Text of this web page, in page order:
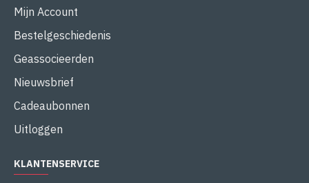
Mijn Account
Bestelgeschiedenis
Geassocieerden
Nieuwsbrief
Cadeaubonnen
Uitloggen
KLANTENSERVICE